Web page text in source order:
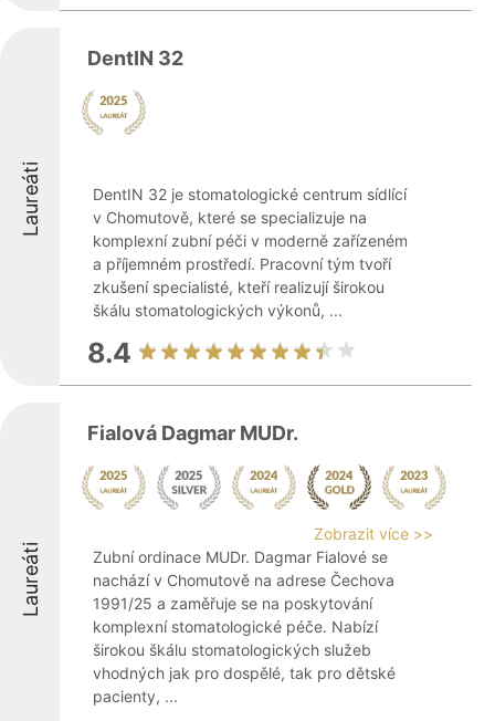
Laureáti
DentIN 32
DentIN 32 je stomatologické centrum sídlící
v Chomutově, které se specializuje na
komplexní zubní péči v moderně zařízeném
a příjemném prostředí. Pracovní tým tvoří
zkušení specialisté, kteří realizují širokou
škálu stomatologických výkonů, ...
8.4
Laureáti
Fialová Dagmar MUDr.
Zobrazit více >>
Zubní ordinace MUDr. Dagmar Fialové se
nachází v Chomutově na adrese Čechova
1991/25 a zaměřuje se na poskytování
komplexní stomatologické péče. Nabízí
širokou škálu stomatologických služeb
vhodných jak pro dospělé, tak pro dětské
pacienty, ...